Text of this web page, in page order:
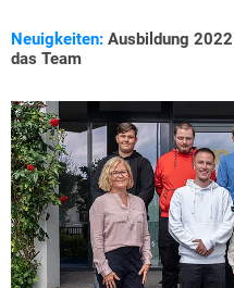
Neuigkeiten: Ausbildung
das Team